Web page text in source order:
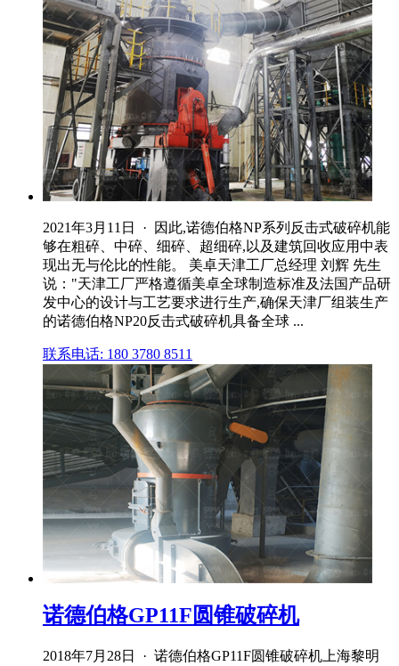
2021年3月11日 · 因此,诺德伯格NP系列反击式破碎机能
够在粗碎、中碎、细碎、超细碎,以及建筑回收应用中表
现出无与伦比的性能。 美卓天津工厂总经理 刘辉 先生
说："天津工厂严格遵循美卓全球制造标准及法国产品研
发中心的设计与工艺要求进行生产,确保天津厂组装生产
的诺德伯格NP20反击式破碎机具备全球 ...
联系电话: 180 3780 8511
诺德伯格GP11F圆锥破碎机
2018年7月28日 · 诺德伯格GP11F圆锥破碎机上海黎明